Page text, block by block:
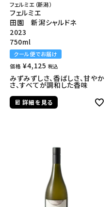
フェルミエ（新潟）
フェルミエ
田園 新潟シャルドネ
2023
750ml
クール便でお届け
価格 ¥4,125 税込
みずみずしさ、香ばしさ、甘やか
さ、すべてが調和した香味
詳細を見る